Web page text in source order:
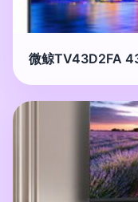
微鲸TV43D2FA